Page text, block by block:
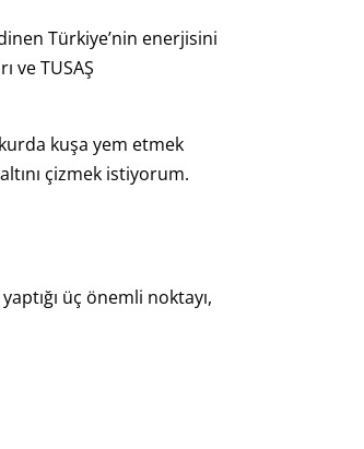
Türkiye’nin enerjisini
ve TUSAŞ
kurda kuşa yem etmek
çizmek istiyorum.
üç önemli noktayı,